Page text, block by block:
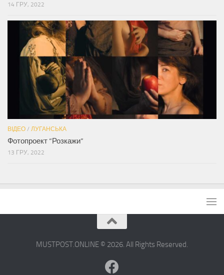
14 ГРУ, 2022
ВІДЕО / ЛУГАНСЬКА
Фотопроект “Розкажи”
13 ГРУ, 2022
MUSTPOST.ONLINE © 2026. All Rights Reserved.